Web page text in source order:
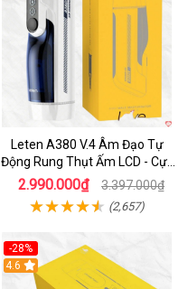
Leten A380 V.4 Âm Đạo Tự
Động Rung Thụt Ấm LCD - Cực
Phê
2.990.000₫ 3.397.000₫
(2,657)
-28%
Hot
4.6